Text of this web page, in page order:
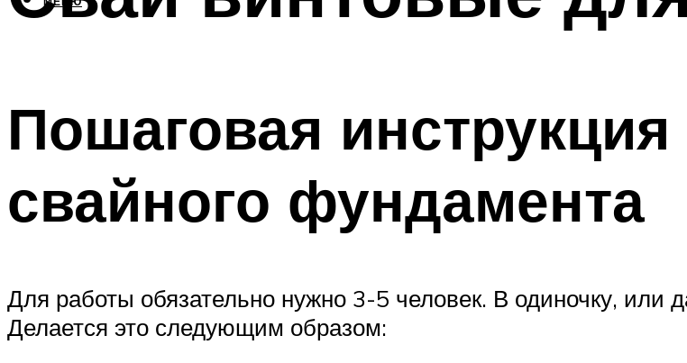
Пошаговая
свайного фундамента
Для работы обязательно нужно 3-5 человек. В одиночку, или
Делается это следующим образом: